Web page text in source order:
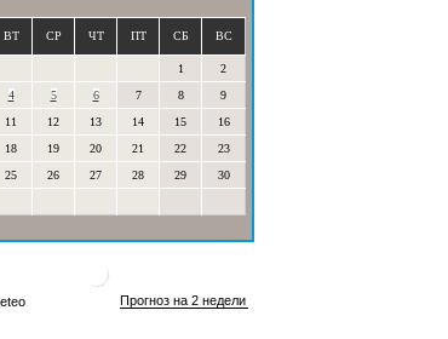
ВТ СР ЧТ ПТ СБ ВС
1
2
4 5 6 7 8
9
11 12 13 14 15
16
18 19 20 21 22
23
25 26 27 28 29
30